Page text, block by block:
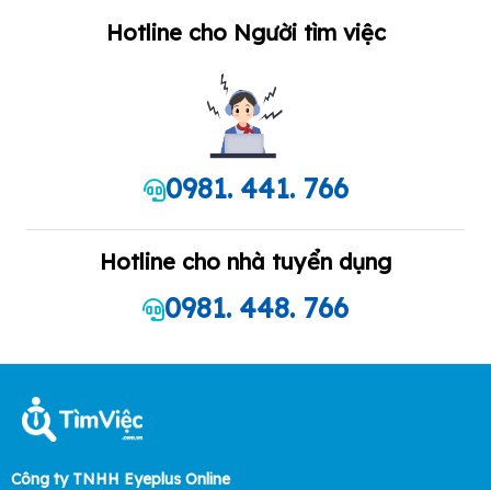
Hotline cho Người tìm việc
0981. 441. 766
Hotline cho nhà tuyển dụng
0981. 448. 766
Công ty TNHH Eyeplus Online